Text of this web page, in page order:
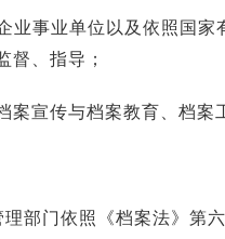
业事业单位以及依照国
督、指导；
案宣传与档案教育、档案
部门依照《档案法》第